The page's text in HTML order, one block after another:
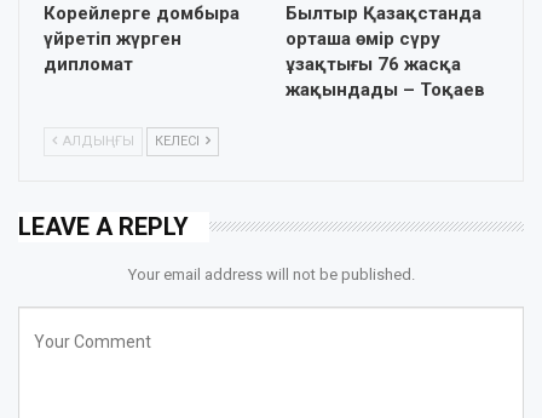
Корейлерге домбыра
үйретіп жүрген
дипломат
Былтыр Қазақстанда
орташа өмір сүру
ұзақтығы 76 жасқа
жақындады – Тоқаев
АЛДЫҢҒЫ КЕЛЕСІ
LEAVE A REPLY
Your email address will not be published.